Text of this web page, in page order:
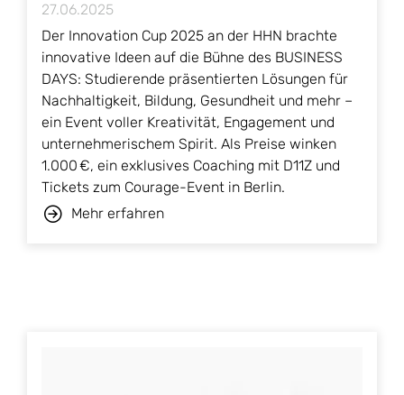
27.06.2025
Der Innovation Cup 2025 an der HHN brachte
innovative Ideen auf die Bühne des BUSINESS
DAYS: Studierende präsentierten Lösungen für
Nachhaltigkeit, Bildung, Gesundheit und mehr –
ein Event voller Kreativität, Engagement und
unternehmerischem Spirit. Als Preise winken
1.000 €, ein exklusives Coaching mit D11Z und
Tickets zum Courage-Event in Berlin.
Mehr erfahren